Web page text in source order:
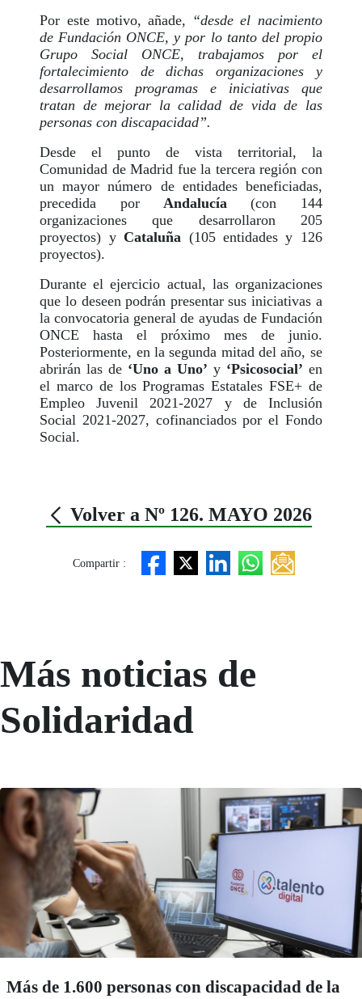
Por este motivo, añade, “desde el nacimiento
de Fundación ONCE, y por lo tanto del propio
Grupo Social ONCE, trabajamos por el
fortalecimiento de dichas organizaciones y
desarrollamos programas e iniciativas que
tratan de mejorar la calidad de vida de las
personas con discapacidad”.
Desde el punto de vista territorial, la
Comunidad de Madrid fue la tercera región con
un mayor número de entidades beneficiadas,
precedida por Andalucía(con 144
organizaciones que desarrollaron 205
proyectos) y Cataluña (105 entidades y 126
proyectos).
Durante el ejercicio actual, las organizaciones
que lo deseen podrán presentar sus iniciativas a
la convocatoria general de ayudas de Fundación
ONCE hasta el próximo mes de junio.
Posteriormente, en la segunda mitad del año, se
abrirán las de ‘Uno a Uno’ y ‘Psicosocial’ en
el marco de los Programas Estatales FSE+ de
Empleo Juvenil 2021-2027 y de Inclusión
Social 2021-2027, cofinanciados por el Fondo
Social.
Volver a Nº 126. MAYO 2026
Compartir :
Más noticias de
Solidaridad
Más de 1.600 personas con discapacidad de la